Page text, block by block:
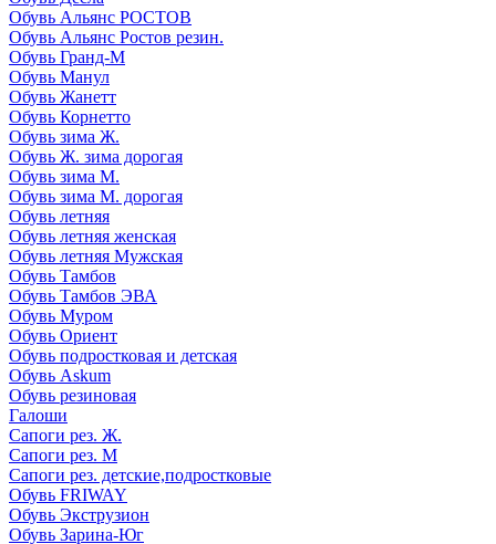
Обувь Альянс РОСТОВ
Обувь Альянс Ростов резин.
Обувь Гранд-М
Обувь Манул
Обувь Жанетт
Обувь Корнетто
Обувь зима Ж.
Обувь Ж. зима дорогая
Обувь зима М.
Обувь зима М. дорогая
Обувь летняя
Обувь летняя женская
Обувь летняя Мужская
Обувь Тамбов
Обувь Тамбов ЭВА
Обувь Муром
Обувь Ориент
Обувь подростковая и детская
Обувь Askum
Обувь резиновая
Галоши
Сапоги рез. Ж.
Сапоги рез. М
Сапоги рез. детские,подростковые
Обувь FRIWAY
Обувь Экструзион
Обувь Зарина-Юг